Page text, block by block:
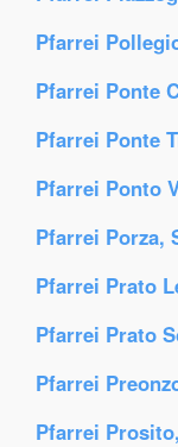
Pfarrei
Pfarrei Ponte
Pfarrei Ponte
Pfarrei Ponto
Pfarrei Porza,
Pfarrei Prato
Pfarrei Prato
Pfarrei
Pfarrei